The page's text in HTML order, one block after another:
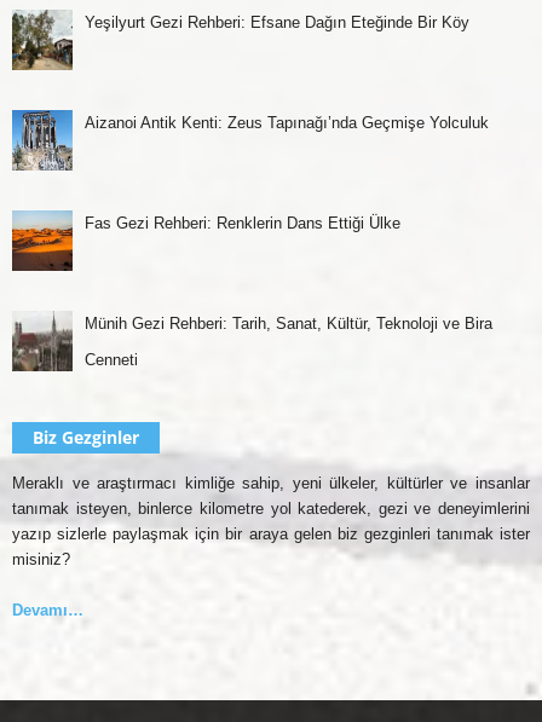
Yeşilyurt Gezi Rehberi: Efsane Dağın Eteğinde Bir Köy
Aizanoi Antik Kenti: Zeus Tapınağı’nda Geçmişe Yolculuk
Fas Gezi Rehberi: Renklerin Dans Ettiği Ülke
Münih Gezi Rehberi: Tarih, Sanat, Kültür, Teknoloji ve Bira
Cenneti
Biz Gezginler
Meraklı ve araştırmacı kimliğe sahip, yeni ülkeler, kültürler ve insanlar
tanımak isteyen, binlerce kilometre yol katederek, gezi ve deneyimlerini
yazıp sizlerle paylaşmak için bir araya gelen biz gezginleri tanımak ister
misiniz?
Devamı…